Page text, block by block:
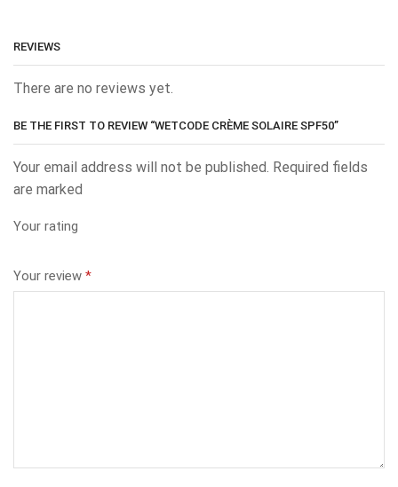
REVIEWS
There are no reviews yet.
BE THE FIRST TO REVIEW “WETCODE CRÈME SOLAIRE SPF50”
Your email address will not be published. Required fields
are marked
Your rating
Your review *